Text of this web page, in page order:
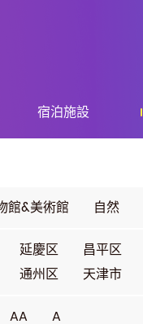
宿泊施設
館&美術館 自然
延慶区 昌平区
通州区 天津市
AA A